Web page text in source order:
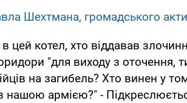
Шехтмана, громадського
цей котел, хто віддавав
"для виходу з оточення,
на загибель? Хто винен у
з нашою армією?" -